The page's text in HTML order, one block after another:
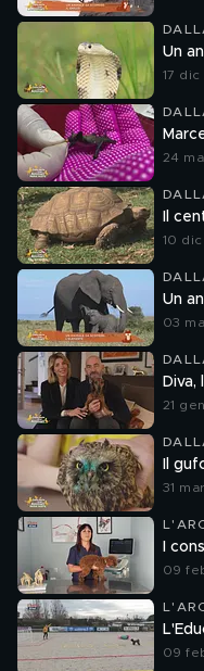
Un
17 dic
24
Il
10
Un
03
21
Il
31
I
09
09